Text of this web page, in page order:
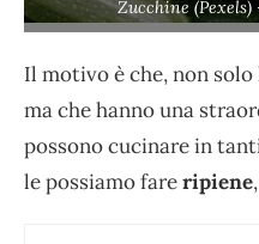
Zucchine
Il motivo è che, non
ma che hanno una
possono cucinare in
le possiamo fareripiene,